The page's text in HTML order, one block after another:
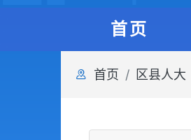
首页
首页 区县人大